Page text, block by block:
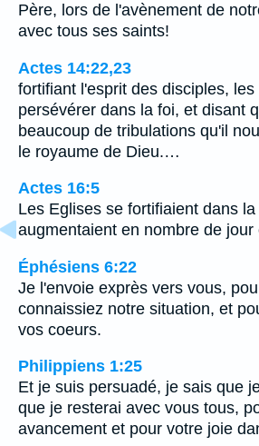
Père, lors de l'avènement de
avec tous ses saints!
Actes 14:22,23
fortifiant l'esprit des disciples,
persévérer dans la foi, et disant
beaucoup de tribulations qu'il
le royaume de Dieu.…
Actes 16:5
Les Eglises se fortifiaient dans
augmentaient en nombre de jour
Éphésiens 6:22
Je l'envoie exprès vers vous,
connaissiez notre situation, et
vos coeurs.
Philippiens 1:25
Et je suis persuadé, je sais que
que je resterai avec vous tous,
avancement et pour votre joie